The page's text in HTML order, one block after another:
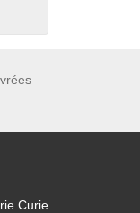
Curie